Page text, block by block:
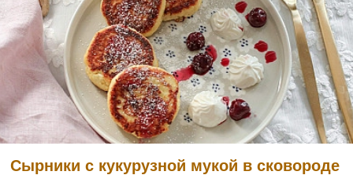
Сырники с кукурузной мукой в сковороде